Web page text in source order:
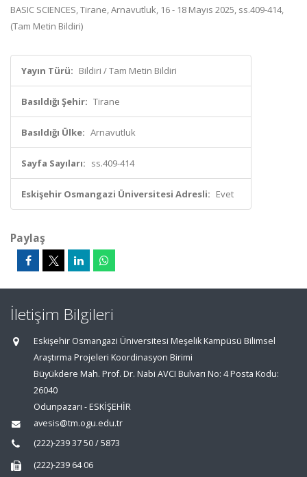
BASIC SCIENCES, Tirane, Arnavutluk, 16 - 18 Mayıs 2025, ss.409-414,
(Tam Metin Bildiri)
Yayın Türü: Bildiri / Tam Metin Bildiri
Basıldığı Şehir: Tirane
Basıldığı Ülke: Arnavutluk
Sayfa Sayıları: ss.409-414
Eskişehir Osmangazi Üniversitesi Adresli: Evet
Paylaş
İletişim Bilgileri
Eskişehir Osmangazi Üniversitesi Meşelik Kampüsü Bilimsel
Araştırma Projeleri Koordinasyon Birimi
Büyükdere Mah. Prof. Dr. Nabi AVCI Bulvarı No: 4 Posta Kodu:
26040
Odunpazarı - ESKİŞEHİR
avesis@tm.ogu.edu.tr
(222)-239 37 50 / 5873
(222)-239 64 06